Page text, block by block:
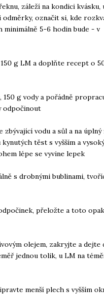
záleží na kondici kvásku,
označit si, kde
minimálně 5-6 hodin bude - v
g LM a doplňte recept o
150 g vody a pořádně
odpočinout
vodu a sůl a na úplný
těst s vyšším a
lépe se vyvine lepek
s drobnými bublinami,
přeložte a toto
olejem, zakryjte a dejte
jednou tolik, u LM na
menší plech s vyšším